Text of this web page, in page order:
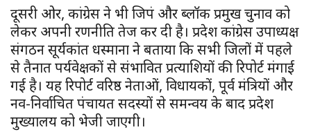
दूसरी ओर, कांग्रेस ने भी जिपं और ब्लॉक प्रमुख चुनाव को
लेकर अपनी रणनीति तेज कर दी है। प्रदेश कांग्रेस उपाध्यक्ष
संगठन सूर्यकांत धस्माना ने बताया कि सभी जिलों में पहले
से तैनात पर्यवेक्षकों से संभावित प्रत्याशियों की रिपोर्ट मंगाई
गई है। यह रिपोर्ट वरिष्ठ नेताओं, विधायकों, पूर्व मंत्रियों और
नव-निर्वाचित पंचायत सदस्यों से समन्वय के बाद प्रदेश
मुख्यालय को भेजी जाएगी।